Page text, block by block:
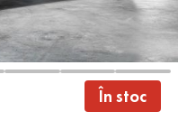
În stoc